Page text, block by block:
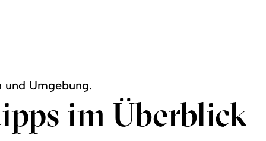
und Umgebung.
im Überblick